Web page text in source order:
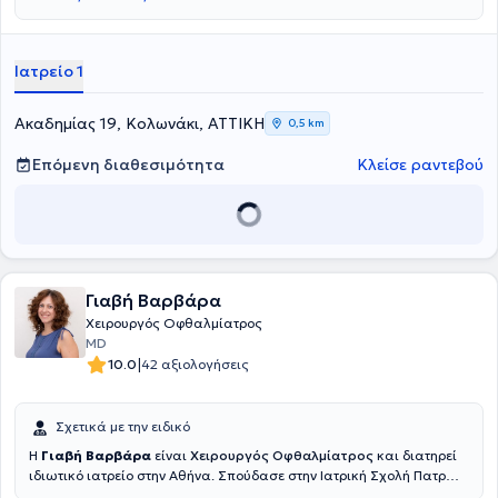
Ιατρείο 1
Ακαδημίας 19, Κολωνάκι, ΑΤΤΙΚΗ 0,5 km
Επόμενη διαθεσιμότητα Κλείσε ραντεβού
Γιαβή Βαρβάρα
Χειρουργός Οφθαλμίατρος
MD
10.0|42 αξιολογήσεις
Σχετικά με την ειδικό
Η Γιαβή Βαρβάρα είναι Χειρουργός Οφθαλμίατρος και διατηρεί
ιδιωτικό ιατρείο στην Αθήνα. Σπούδασε στην Ιατρική Σχολή Πατρών